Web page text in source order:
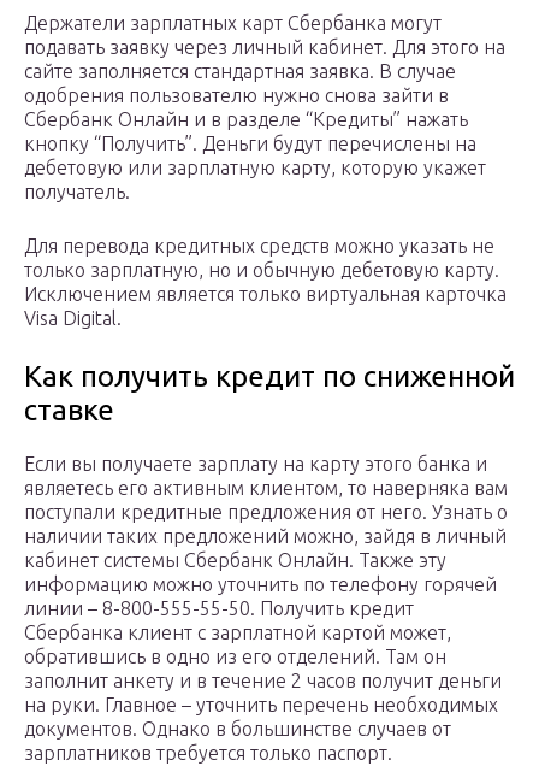
Держатели зарплатных карт Сбербанка могут
подавать заявку через личный кабинет. Для этого на
сайте заполняется стандартная заявка. В случае
одобрения пользователю нужно снова зайти в
Сбербанк Онлайн и в разделе “Кредиты” нажать
кнопку “Получить”. Деньги будут перечислены на
дебетовую или зарплатную карту, которую укажет
получатель.
Для перевода кредитных средств можно указать не
только зарплатную, но и обычную дебетовую карту.
Исключением является только виртуальная карточка
Visa Digital.
Как получить кредит по сниженной
ставке
Если вы получаете зарплату на карту этого банка и
являетесь его активным клиентом, то наверняка вам
поступали кредитные предложения от него. Узнать о
наличии таких предложений можно, зайдя в личный
кабинет системы Сбербанк Онлайн. Также эту
информацию можно уточнить по телефону горячей
линии – 8-800-555-55-50. Получить кредит
Сбербанка клиент с зарплатной картой может,
обратившись в одно из его отделений. Там он
заполнит анкету и в течение 2 часов получит деньги
на руки. Главное – уточнить перечень необходимых
документов. Однако в большинстве случаев от
зарплатников требуется только паспорт.